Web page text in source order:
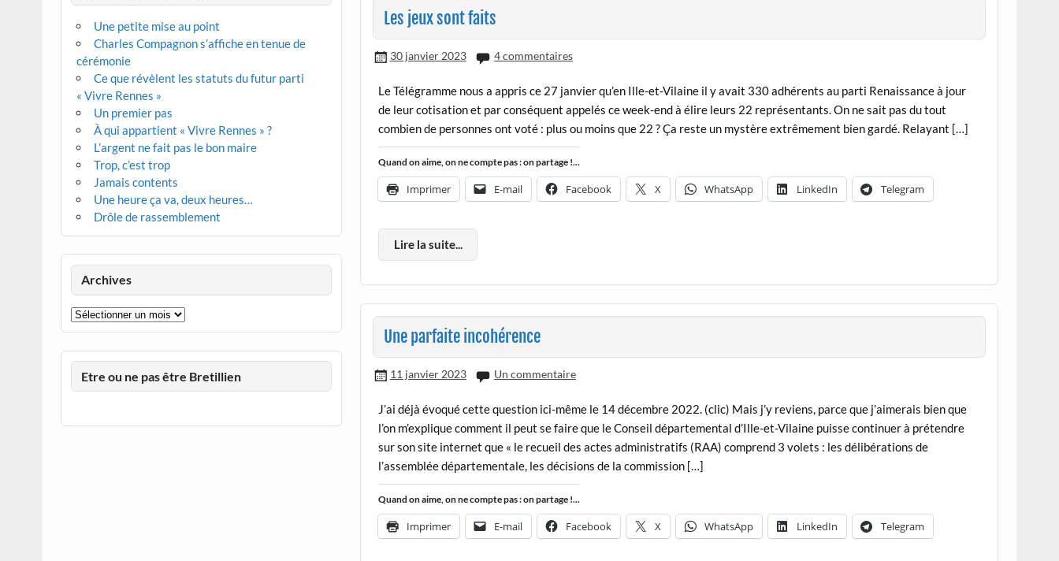
Les jeux sont faits
30 janvier 2023 4 commentaires
Le Télégramme nous a appris ce 27 janvier qu’en Ille-et-Vilaine il y avait 330 adhérents au parti Renaissance à jour
de leur cotisation et par conséquent appelés ce week-end à élire leurs 22 représentants. On ne sait pas du tout
combien de personnes ont voté : plus ou moins que 22 ? Ça reste un mystère extrêmement bien gardé. Relayant […]
Quand on aime, on ne compte pas : on partage !...
Imprimer E-mail Facebook X WhatsApp LinkedIn Telegram
Lire la suite...
Une parfaite incohérence
11 janvier 2023 Un commentaire
J’ai déjà évoqué cette question ici-même le 14 décembre 2022. (clic) Mais j’y reviens, parce que j’aimerais bien que
l’on m’explique comment il peut se faire que le Conseil départemental d’Ille-et-Vilaine puisse continuer à prétendre
sur son site internet que « le recueil des actes administratifs (RAA) comprend 3 volets : les délibérations de
l’assemblée départementale, les décisions de la commission […]
Quand on aime, on ne compte pas : on partage !...
Imprimer E-mail Facebook X WhatsApp LinkedIn Telegram
Une petite mise au point
Charles Compagnon s’affiche en tenue de
cérémonie
Ce que révèlent les statuts du futur parti
« Vivre Rennes »
Un premier pas
À qui appartient « Vivre Rennes » ?
L’argent ne fait pas le bon maire
Trop, c’est trop
Jamais contents
Une heure ça va, deux heures…
Drôle de rassemblement
Archives
Archives
Etre ou ne pas être Bretillien